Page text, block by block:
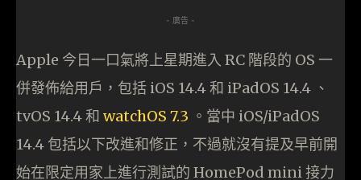
- 廣告 -
Apple 今日一口氣將上星期進入 RC 階段的 OS 一
併發佈給用戶，包括 iOS 14.4 和 iPadOS 14.4 、
tvOS 14.4 和 watchOS 7.3 。當中 iOS/iPadOS
14.4 包括以下改進和修正，不過就沒有提及早前開
始在限定用家上進行測試的 HomePod mini 接力